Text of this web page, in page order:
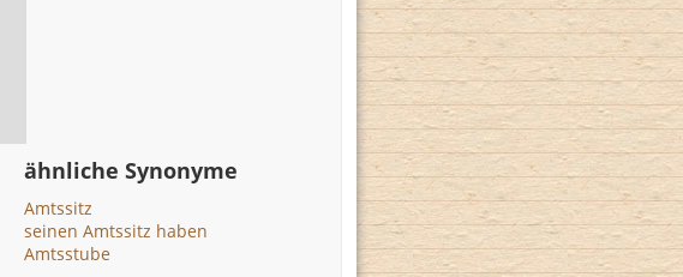
ähnliche Synonyme
Amtssitz
seinen Amtssitz haben
Amtsstube